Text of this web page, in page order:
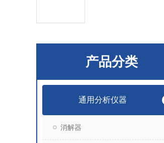
产品分类
通用分析仪器
消解器